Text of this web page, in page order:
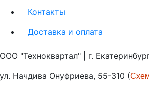
Контакты
Доставка и оплата
ООО "Техноквартал" | г.
ул. Начдива Онуфриева, 55-310 (